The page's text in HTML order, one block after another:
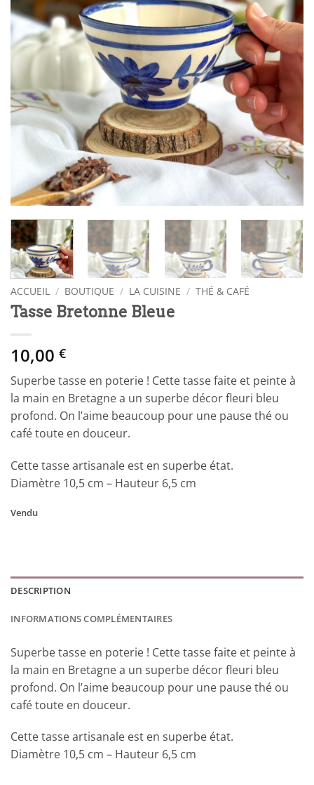
ACCUEIL / BOUTIQUE / LA CUISINE / THÉ & CAFÉ
Tasse Bretonne Bleue
10,00 €
Superbe tasse en poterie ! Cette tasse faite et peinte à
la main en Bretagne a un superbe décor fleuri bleu
profond. On l’aime beaucoup pour une pause thé ou
café toute en douceur.
Cette tasse artisanale est en superbe état.
Diamètre 10,5 cm – Hauteur 6,5 cm
Vendu
DESCRIPTION
INFORMATIONS COMPLÉMENTAIRES
Superbe tasse en poterie ! Cette tasse faite et peinte à
la main en Bretagne a un superbe décor fleuri bleu
profond. On l’aime beaucoup pour une pause thé ou
café toute en douceur.
Cette tasse artisanale est en superbe état.
Diamètre 10,5 cm – Hauteur 6,5 cm